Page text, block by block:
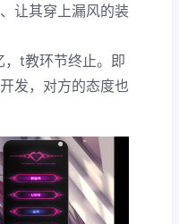
让其穿上漏风的装
t教环节终止。即
发，对方的态度也